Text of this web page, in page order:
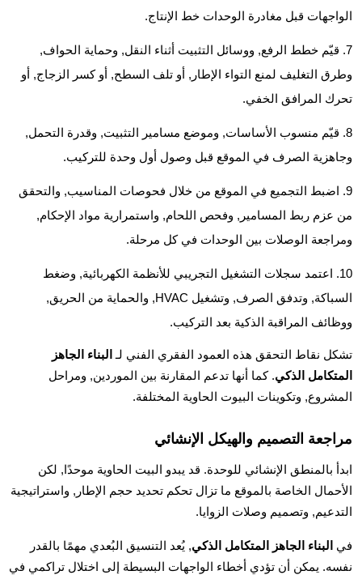
الواجهات قبل مغادرة الوحدات خط الإنتاج.
قيّم خطط الرفع, ووسائل التثبيت أثناء النقل, وحماية الحواف,
وطرق التغليف لمنع التواء الإطار, أو تلف السطح, أو كسر الزجاج, أو
تحرك المرافق الخفي.
قيّم منسوب الأساسات, وموضع مسامير التثبيت, وقدرة التحمل,
وجاهزية الصرف في الموقع قبل وصول أول وحدة للتركيب.
اضبط التجميع في الموقع من خلال فحوصات المناسيب, والتحقق
من عزم ربط المسامير, وفحص اللحام, واستمرارية مواد الإحكام,
ومراجعة الوصلات بين الوحدات في كل مرحلة.
اعتمد سجلات التشغيل التجريبي للأنظمة الكهربائية, وضغط
السباكة, وتدفق الصرف, وتشغيل HVAC, والحماية من الحريق,
ووظائف المراقبة الذكية بعد التركيب.
تشكل نقاط التحقق هذه العمود الفقري الفني لـ البناء الجاهز
المتكامل الذكي. كما أنها تدعم المقارنة بين الموردين, ومراحل
المشروع, وتكوينات البيوت الحاوية المختلفة.
مراجعة التصميم والهيكل الإنشائي
ابدأ بالمنطق الإنشائي للوحدة. قد يبدو البيت الحاوية موحدًا, لكن
الأحمال الخاصة بالموقع ما تزال تحكم تحديد حجم الإطار, واستراتيجية
التدعيم, وتصميم وصلات الزوايا.
في البناء الجاهز المتكامل الذكي, يُعد التنسيق البُعدي مهمًا بالقدر
نفسه. يمكن أن تؤدي أخطاء الواجهات البسيطة إلى اختلال تراكمي في